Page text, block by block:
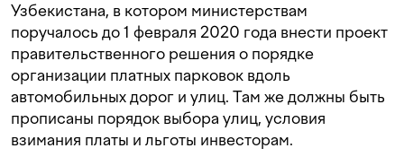
Узбекистана, в котором министерствам
поручалось до 1 февраля 2020 года внести проект
правительственного решения о порядке
организации платных парковок вдоль
автомобильных дорог и улиц. Там же должны быть
прописаны порядок выбора улиц, условия
взимания платы и льготы инвесторам.